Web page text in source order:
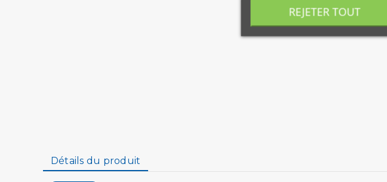
Détails du produit
REJETER TOUT